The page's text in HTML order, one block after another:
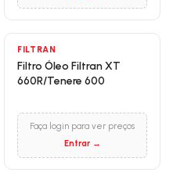
FILTRAN
Filtro Óleo Filtran XT
660R/Tenere 600
Faça login para ver preços
Entrar →